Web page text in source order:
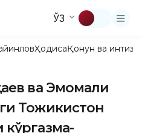
ЎЗ
ҲодисаҚонун ва
ва Эмомали
Тожикистон